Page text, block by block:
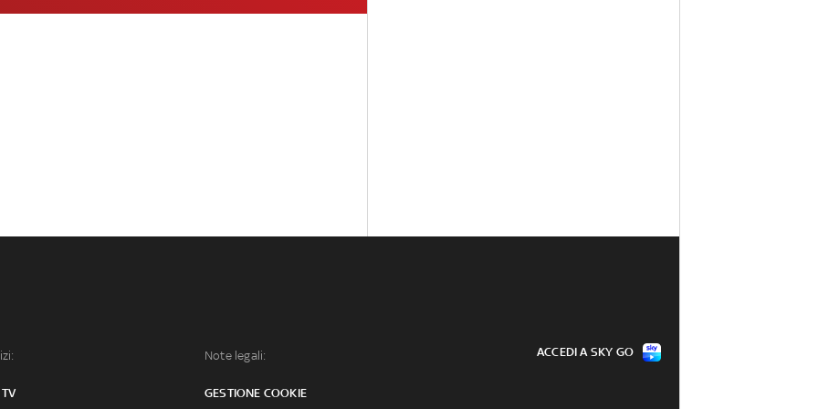
Note legali:
GESTIONE COOKIE
ACCEDI A SKY GO